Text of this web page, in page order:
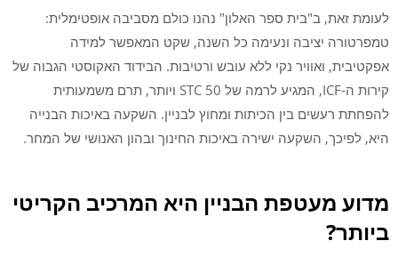
לעומת זאת, ב"בית ספר האלון" נהנו כולם מסביבה אופטימלית:
טמפרטורה יציבה ונעימה כל השנה, שקט המאפשר למידה
אפקטיבית, ואוויר נקי ללא עובש ורטיבות. הבידוד האקוסטי הגבוה של
קירות ה-ICF, המגיע לרמה של STC 50 ויותר, תרם משמעותית
להפחתת רעשים בין הכיתות ומחוץ לבניין. השקעה באיכות הבנייה
היא, לפיכך, השקעה ישירה באיכות החינוך ובהון האנושי של המחר.
מדוע מעטפת הבניין היא המרכיב הקריטי
ביותר?